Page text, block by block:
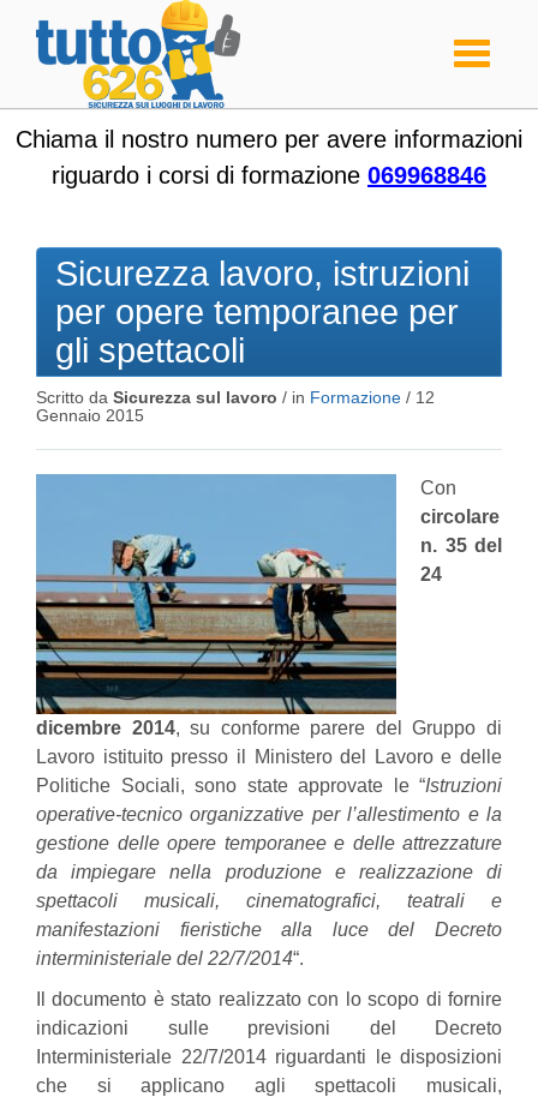
Toggle
Chiama il nostro numero per avere informazioni
riguardo i corsi di formazione 069968846
Sicurezza lavoro, istruzioni
per opere temporanee per
gli spettacoli
Scritto da Sicurezza sul lavoro / in Formazione / 12
Gennaio 2015
Con
circolare
n. 35 del
24
dicembre 2014, su conforme parere del Gruppo di
Lavoro istituito presso il Ministero del Lavoro e delle
Politiche Sociali, sono state approvate le “Istruzioni
operative-tecnico organizzative per l’allestimento e la
gestione delle opere temporanee e delle attrezzature
da impiegare nella produzione e realizzazione di
spettacoli musicali, cinematografici, teatrali e
manifestazioni fieristiche alla luce del Decreto
interministeriale del 22/7/2014“.
Il documento è stato realizzato con lo scopo di fornire
indicazioni sulle previsioni del Decreto
Interministeriale 22/7/2014 riguardanti le disposizioni
che si applicano agli spettacoli musicali,